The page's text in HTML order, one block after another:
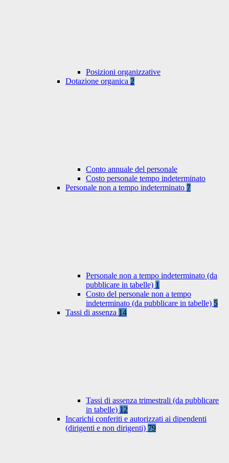
Posizioni organizzative
Dotazione organica 2
Conto annuale del personale
Costo personale tempo indeterminato
Personale non a tempo indeterminato 7
Personale non a tempo indeterminato (da
pubblicare in tabelle) 1
Costo del personale non a tempo
indeterminato (da pubblicare in tabelle) 5
Tassi di assenza 14
Tassi di assenza trimestrali (da pubblicare
in tabelle) 12
Incarichi conferiti e autorizzati ai dipendenti
(dirigenti e non dirigenti) 79